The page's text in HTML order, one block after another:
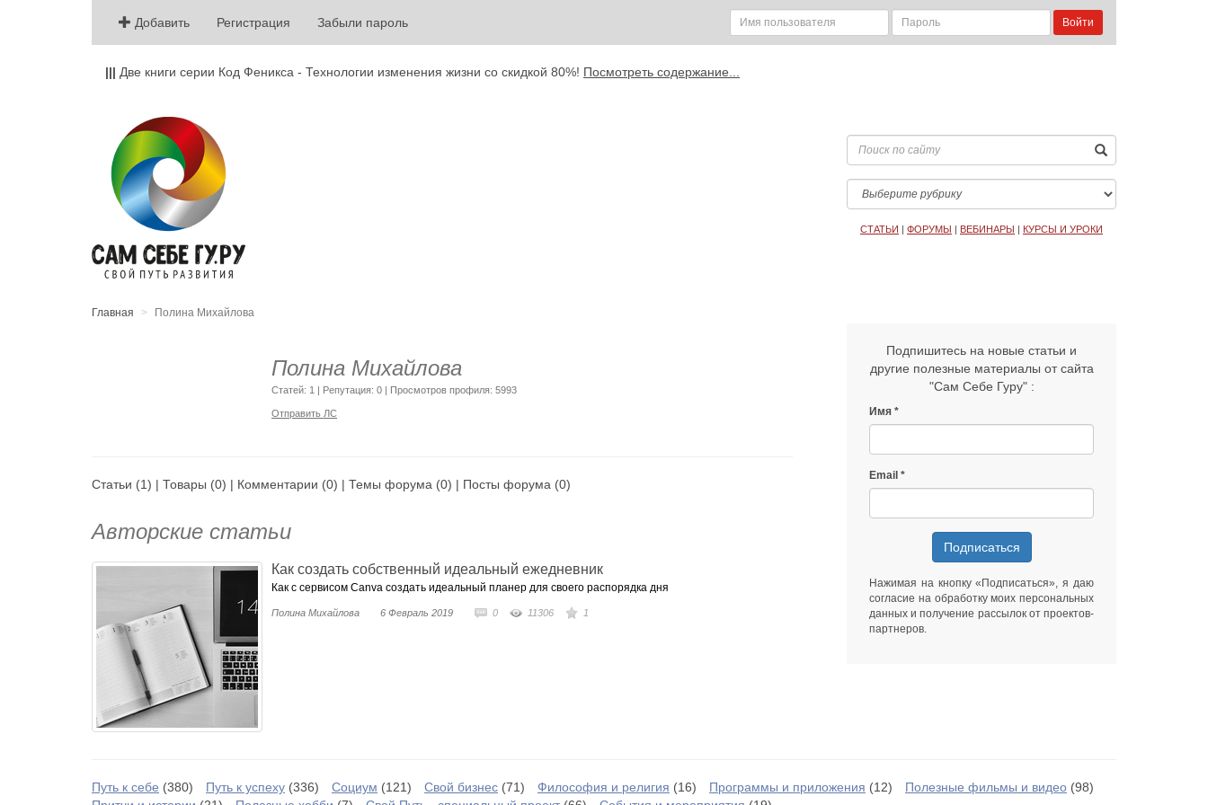
Добавить Регистрация Забыли пароль Войти
||| Две книги серии Код Феникса - Технологии изменения жизни со скидкой 80%! Посмотреть содержание...
СТАТЬИ | ФОРУМЫ | ВЕБИНАРЫ | КУРСЫ И УРОКИ
Главная Полина Михайлова
Полина Михайлова
Cтатей: 1 | Репутация: 0 | Просмотров профиля: 5993
Отправить ЛС
Статьи (1) | Товары (0) | Комментарии (0) | Темы форума (0) | Посты форума (0)
Авторские статьи
Как создать собственный идеальный ежедневник
​Как с сервисом Canva создать идеальный планер для своего распорядка дня
Полина Михайлова 6 Февраль 2019 0 11306 1
Подпишитесь на новые статьи и
другие полезные материалы от сайта
"Сам Себе Гуру" :
Имя
Email
Подписаться
Нажимая на кнопку «Подписаться», я даю
согласие на обработку моих персональных
данных и получение рассылок от проектов-
партнеров.
Путь к себе (380) Путь к успеху (336) Социум (121) Свой бизнес (71) Философия и религия (16) Программы и приложения (12) Полезные фильмы и видео (98)